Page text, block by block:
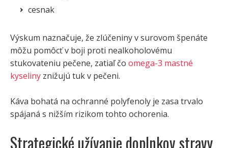
cesnak
Výskum naznačuje, že zlúčeniny v surovom špenáte
môžu pomôcť v boji proti nealkoholovému
stukovateniu pečene, zatiaľ čo omega-3 mastné
kyseliny znižujú tuk v pečeni.
Káva bohatá na ochranné polyfenoly je zasa trvalo
spájaná s nižším rizikom tohto ochorenia.
Strategické užívanie doplnkov stravy